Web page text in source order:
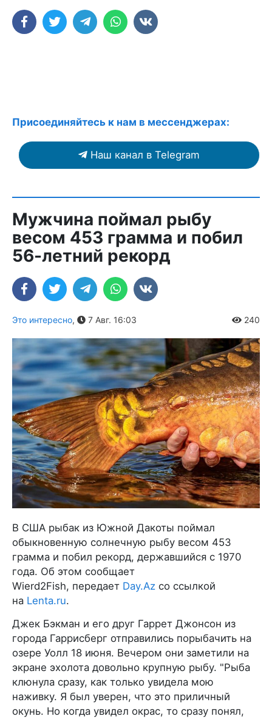
Присоединяйтесь к нам в мессенджерах:
Наш канал в Telegram
Мужчина поймал рыбу
весом 453 грамма и побил
56-летний рекорд
Это интересно, 7 Авг. 16:03 240
В США рыбак из Южной Дакоты поймал
обыкновенную солнечную рыбу весом 453
грамма и побил рекорд, державшийся с 1970
года. Об этом сообщает
Wierd2Fish, передает Day.Az со ссылкой
на Lenta.ru.
Джек Бэкман и его друг Гаррет Джонсон из
города Гаррисберг отправились порыбачить на
озере Уолл 18 июня. Вечером они заметили на
экране эхолота довольно крупную рыбу. "Рыба
клюнула сразу, как только увидела мою
наживку. Я был уверен, что это приличный
окунь. Но когда увидел окрас, то сразу понял,